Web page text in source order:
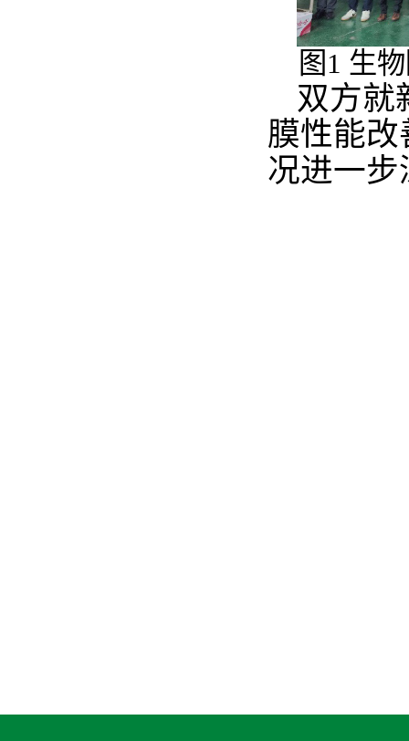
图1 生
双方就
膜性能
况进一